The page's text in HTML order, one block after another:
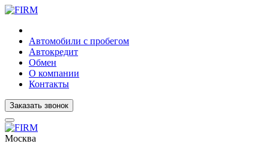
Автомобили с пробегом
Автокредит
Обмен
О компании
Контакты
Заказать звонок
Москва